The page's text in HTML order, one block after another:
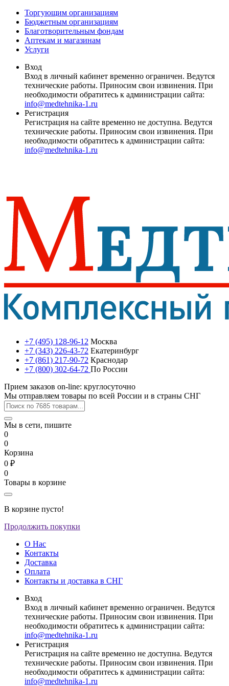
Торгующим организациям
Бюджетным организациям
Благотворительным фондам
Аптекам и магазинам
Услуги
Вход
Вход в личный кабинет временно ограничен. Ведутся
технические работы. Приносим свои извинения. При
необходимости обратитесь к администрации сайта:
info@medtehnika-1.ru
Регистрация
Регистрация на сайте временно не доступна. Ведутся
технические работы. Приносим свои извинения. При
необходимости обратитесь к администрации сайта:
info@medtehnika-1.ru
+7 (495) 128-96-12 Москва
+7 (343) 226-43-72 Екатеринбург
+7 (861) 217-90-72 Краснодар
+7 (800) 302-64-72 По России
Прием заказов on-line: круглосуточно
Мы отправляем товары по всей России и в страны СНГ
Мы в сети, пишите
0
0
Корзина
0 ₽
0
Товары в корзине
В корзине пусто!
Продолжить покупки
О Нас
Контакты
Доставка
Оплата
Контакты и доставка в СНГ
Вход
Вход в личный кабинет временно ограничен. Ведутся
технические работы. Приносим свои извинения. При
необходимости обратитесь к администрации сайта:
info@medtehnika-1.ru
Регистрация
Регистрация на сайте временно не доступна. Ведутся
технические работы. Приносим свои извинения. При
необходимости обратитесь к администрации сайта:
info@medtehnika-1.ru